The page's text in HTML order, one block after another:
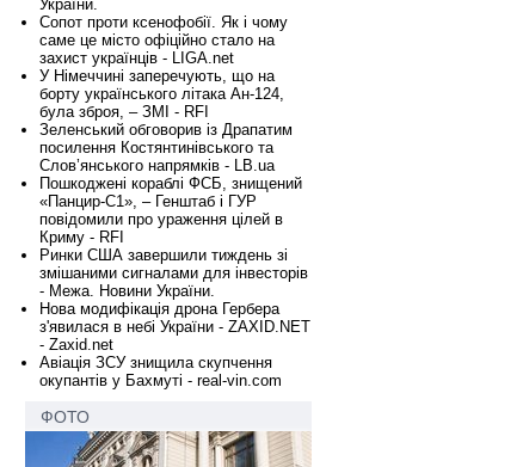
України.
Сопот проти ксенофобії. Як і чому
саме це місто офіційно стало на
захист українців - LIGA.net
У Німеччині заперечують, що на
борту українського літака Ан-124,
була зброя, – ЗМІ - RFI
Зеленський обговорив із Драпатим
посилення Костянтинівського та
Слов’янського напрямків - LB.ua
Пошкоджені кораблі ФСБ, знищений
«Панцир-С1», – Генштаб і ГУР
повідомили про ураження цілей в
Криму - RFI
Ринки США завершили тиждень зі
змішаними сигналами для інвесторів
- Межа. Новини України.
Нова модифікація дрона Гербера
з'явилася в небі України - ZAXID.NET
- Zaxid.net
Авіація ЗСУ знищила скупчення
окупантів у Бахмуті - real-vin.com
ФОТО